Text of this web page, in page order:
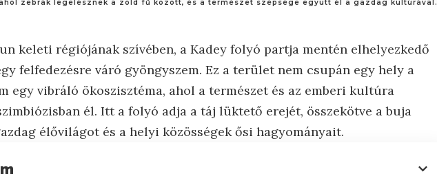
zebrák legelésznek a zöld fű között, és a természet szépsége együtt él a gazdag kultúrával.
keleti régiójának szívében, a Kadey folyó partja mentén elhelyezkedő
felfedezésre váró gyöngyszem. Ez a terület nem csupán egy hely a
egy vibráló ökoszisztéma, ahol a természet és az emberi kultúra
él. Itt a folyó adja a táj lüktető erejét, összekötve a buja
élővilágot és a helyi közösségek ősi hagyományait.